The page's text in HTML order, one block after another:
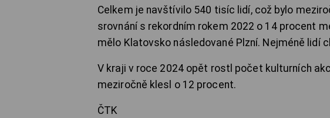
Celkem je navštívilo 540 tisíc lidí, což bylo
srovnání s rekordním rokem 2022 o 14 procent
mělo Klatovsko následované Plzní. Nejméně lidí
V kraji v roce 2024 opět rostl počet kulturních
meziročně klesl o 12 procent.
ČTK